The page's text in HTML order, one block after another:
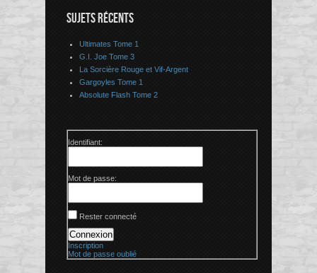
SUJETS RÉCENTS
Ultimates Tome 1
G.I. Joe Tome 3
La Sorcière Rouge et Vif-Argent
Gargoyles Tome 1
Absolute Flash Tome 2
Identifiant:
Mot de passe:
Rester connecté
Connexion
Inscription
Mot de passe oublié